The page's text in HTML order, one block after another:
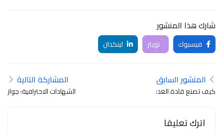
شارك هذا المنشور
فيسبوك تويتر لينكدان
المنشور السابق
كيف تصنع قادة الغد:
المشاركة التالية
الشهادات الاحترافية: جواز
اترك تعليقا